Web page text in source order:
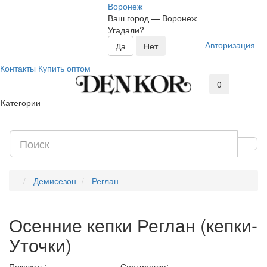
Воронеж
Ваш город — Воронеж
Угадали?
Авторизация
Контакты Купить оптом
0
Категории
Демисезон Реглан
Осенние кепки Реглан (кепки-
Уточки)